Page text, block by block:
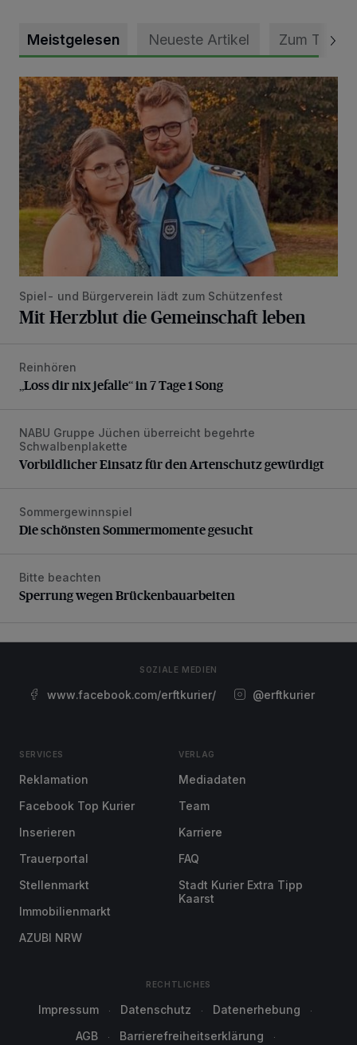
Meistgelesen Neueste Artikel Zum Thema
Mit Herzblut die Gemeinschaft leben
Spiel- und Bürgerverein lädt zum Schützenfest
Mit Herzblut die Gemeinschaft leben
„Loss dir nix jefalle“ in 7 Tage 1 Song
Reinhören
„Loss dir nix jefalle“ in 7 Tage 1 Song
Vorbildlicher Einsatz für den Artenschutz gewürdigt
NABU Gruppe Jüchen überreicht begehrte
Schwalbenplakette
Vorbildlicher Einsatz für den Artenschutz gewürdigt
Die schönsten Sommermomente gesucht
Sommergewinnspiel
Die schönsten Sommermomente gesucht
Sperrung wegen Brückenbauarbeiten
Bitte beachten
Sperrung wegen Brückenbauarbeiten
SOZIALE MEDIEN
www.facebook.com/erftkurier/ @erftkurier
SERVICES
Reklamation
Facebook Top Kurier
Inserieren
Trauerportal
Stellenmarkt
Immobilienmarkt
AZUBI NRW
VERLAG
Mediadaten
Team
Karriere
FAQ
Stadt Kurier Extra Tipp
Kaarst
RECHTLICHES
Impressum Datenschutz
Datenerhebung
AGB
Barrierefreiheitserklärung